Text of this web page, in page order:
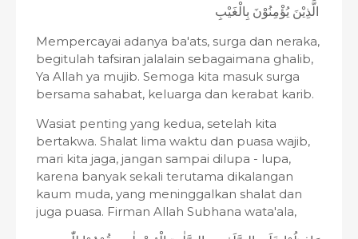
الَّذِيْنَ يُؤْمِنُوْنَ بِالْغَيْبِ
Mempercayai adanya ba'ats, surga dan neraka,
begitulah tafsiran jalalain sebagaimana ghalib,
Ya Allah ya mujib. Semoga kita masuk surga
bersama sahabat, keluarga dan kerabat karib.
Wasiat penting yang kedua, setelah kita
bertakwa. Shalat lima waktu dan puasa wajib,
mari kita jaga, jangan sampai dilupa - lupa,
karena banyak sekali terutama dikalangan
kaum muda, yang meninggalkan shalat dan
juga puasa. Firman Allah Subhana wata'ala,